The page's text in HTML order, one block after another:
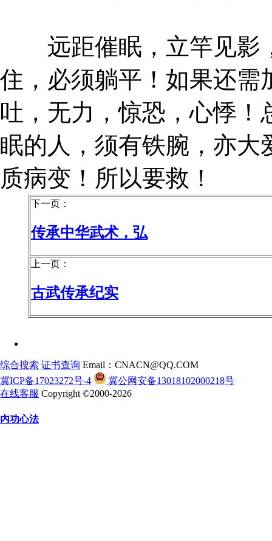
远距催眠，立竿见影
住，必须躺平！如果还需
吐，无力，惊恐，心悸
眠的人，须有铁腕，亦大
质病变！所以要救！
下一页：
传承中华武术，弘
上一页：
古武传承纪实
综合搜索 证书查询 Email：CNACN@QQ.COM
冀ICP备17023272号-4
冀公网安备13018102000218号
在线客服 Copyright ©2000-2026
内功心法